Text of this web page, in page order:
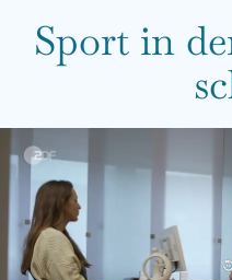
Sport in